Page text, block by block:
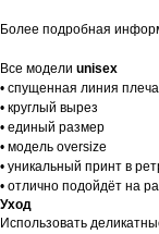
Более подробная
Все модели unisex
• спущенная линия плеча
• круглый вырез
• единый размер
• модель oversize
• уникальный принт в
• отлично подойдёт на
Уход
Использовать